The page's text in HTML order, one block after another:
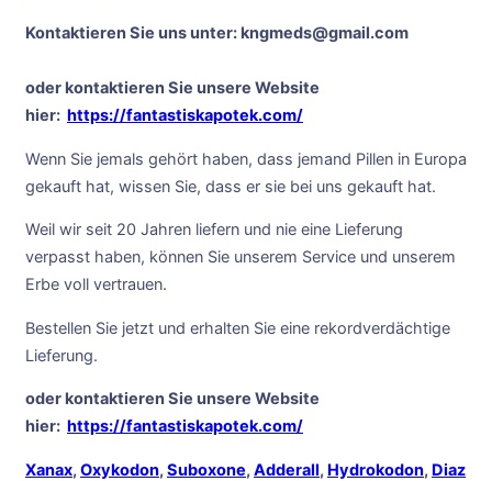
Kontaktieren Sie uns unter: kngmeds@gmail.com
oder kontaktieren Sie unsere Website
hier: https://fantastiskapotek.com/
Wenn Sie jemals gehört haben, dass jemand Pillen in Europa
gekauft hat, wissen Sie, dass er sie bei uns gekauft hat.
Weil wir seit 20 Jahren liefern und nie eine Lieferung
verpasst haben, können Sie unserem Service und unserem
Erbe voll vertrauen.
Bestellen Sie jetzt und erhalten Sie eine rekordverdächtige
Lieferung.
oder kontaktieren Sie unsere Website
hier: https://fantastiskapotek.com/
Xanax, Oxykodon, Suboxone, Adderall, Hydrokodon, Diaz